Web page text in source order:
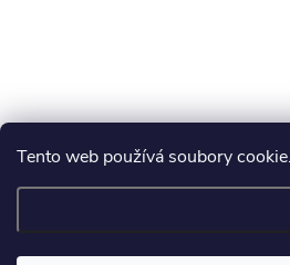
Tento web používá soubory